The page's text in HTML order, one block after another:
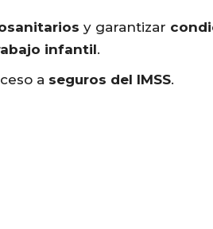
y garantizar
infantil.
a seguros del IMSS.